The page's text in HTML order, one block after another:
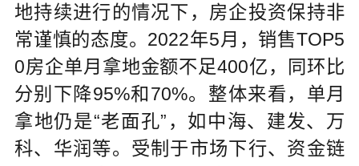
地持续进行的情况下，房企投资保持非
常谨慎的态度。2022年5月，销售TOP5
0房企单月拿地金额不足400亿，同环比
分别下降95%和70%。整体来看，单月
拿地仍是“老面孔”，如中海、建发、万
科、华润等。受制于市场下行、资金链